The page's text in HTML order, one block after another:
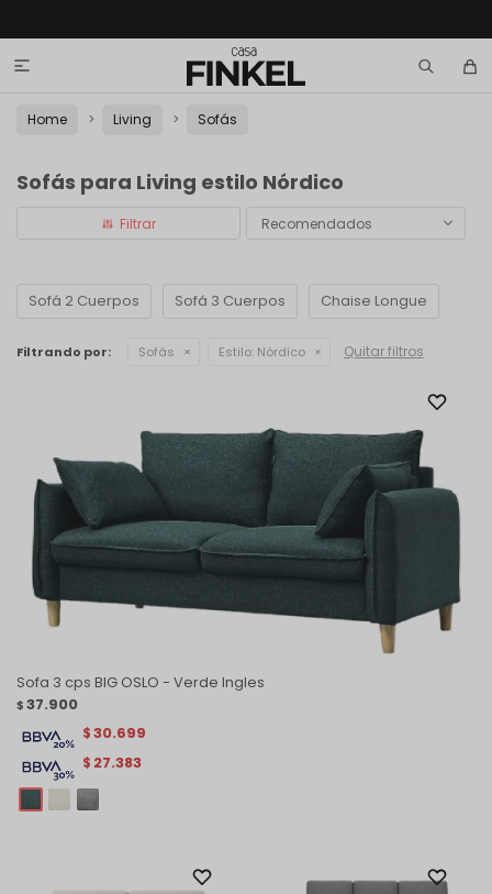

Home Living Sofás
Sofás para Living estilo Nórdico
Recomendados
Sofá 2 Cuerpos Sofá 3 Cuerpos Chaise Longue
Filtrando por: Sofás Estilo: Nórdico Quitar filtros
Sofa 3 cps BIG OSLO - Verde Ingles
$ 37.900
$ 27.383
$30.699